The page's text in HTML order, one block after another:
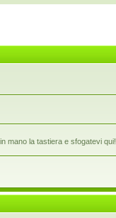
mano la tastiera e sfogatevi qui!